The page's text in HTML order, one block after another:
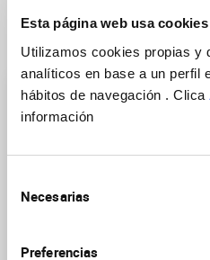
Esta página web usa cookies
Utilizamos cookies propias y
analíticos en base a un perfil
hábitos de navegación . Clica
información
Necesarias
Preferencias
Research Groups
Translational
psychiatric diseases